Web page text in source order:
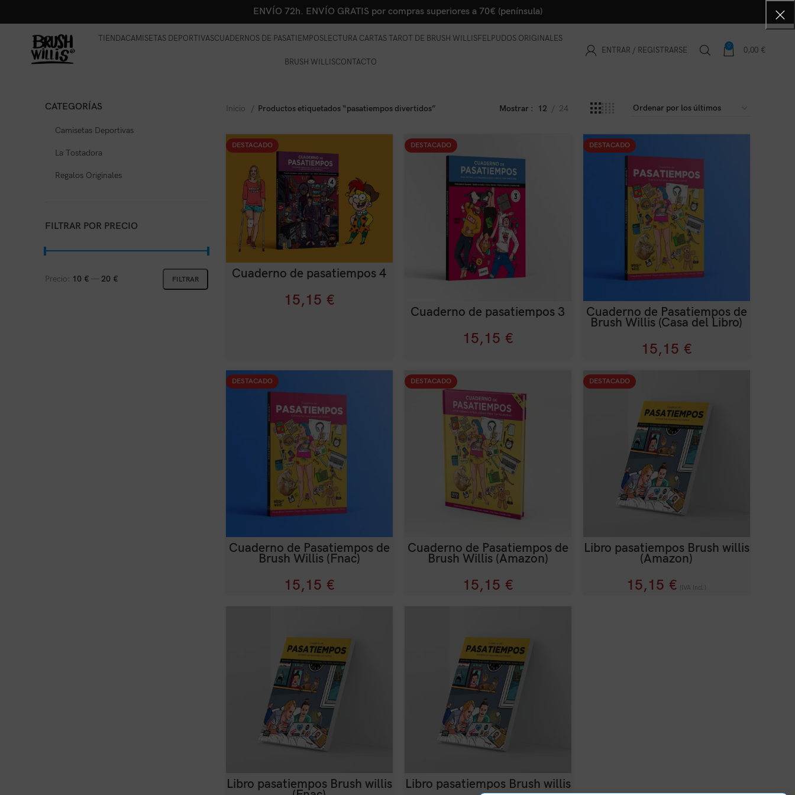
ENVÍO 72h. ENVÍO GRATIS por compras superiores a 70€ (península)
TIENDACAMISETAS DEPORTIVASCUADERNOS DE PASATIEMPOSLECTURA CARTAS TAROT DE BRUSH WILLISFELPUDOS ORIGINALES
BRUSH WILLISCONTACTO
ENTRAR / REGISTRARSE 0 0,00 €
CATEGORÍAS
Camisetas Deportivas
La Tostadora
Regalos Originales
FILTRAR POR PRECIO
FILTRAR
Precio: 10 € —20 €
Inicio Productos etiquetados “pasatiempos divertidos” Mostrar 12 24
DESTACADO
Cuaderno de pasatiempos 4
15,15 €
DESTACADO
Cuaderno de pasatiempos 3
15,15 €
DESTACADO
Cuaderno de Pasatiempos de
Brush Willis (Casa del Libro)
15,15 €
DESTACADO
Cuaderno de Pasatiempos de
Brush Willis (Fnac)
15,15 €
DESTACADO
Cuaderno de Pasatiempos de
Brush Willis (Amazon)
15,15 €
DESTACADO
Libro pasatiempos Brush willis
(Amazon)
15,15 € (IVA Incl.)
Libro pasatiempos Brush willis Libro pasatiempos Brush willis